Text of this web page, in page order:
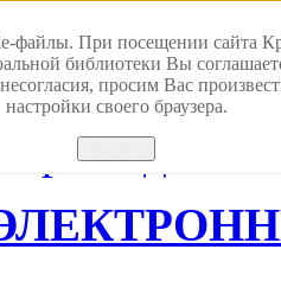
файлы. При посещении сайта
библиотеки Вы
просим Вас
настройки своего браузера.
Версия для